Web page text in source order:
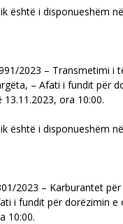
është i disponueshëm në
2023 – Transmetimi i
– Afati i fundit për
ora 10:00.
është i disponueshëm në
2023 – Karburantet
i fundit për dorëzimin e
10:00.